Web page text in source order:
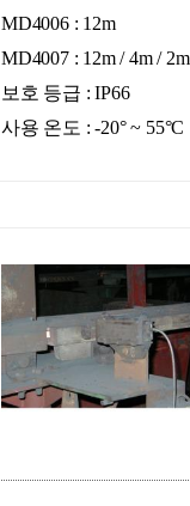
MD4006 : 12m
MD4007 : 12m / 4m / 2m
보호 등급 : IP66
사용 온도 : -20° ~ 55°C